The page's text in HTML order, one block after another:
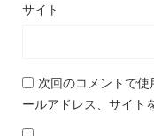
サイト
次回のコメントで
ールアドレス、サイト